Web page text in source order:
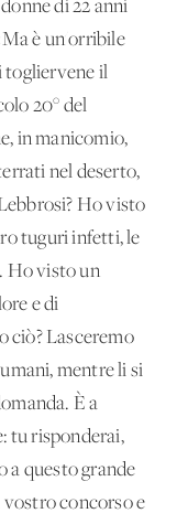
di 22 anni
è un'orribile
togliervene il
20° del
in manicomio,
nel deserto,
Ho visto
tuguri infetti, le
Ho visto un
e di
ciò? Lasceremo
mentre li si
È a
tu risponderai,
a questo grande
concorso e